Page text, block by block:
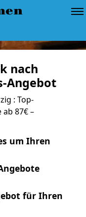
nach
Angebot
: Top-
87€ –
um Ihren
für Ihren